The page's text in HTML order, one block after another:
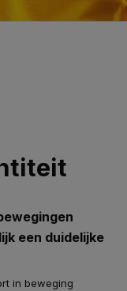
een duidelijke
in beweging